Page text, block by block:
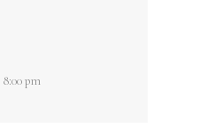
8:00 pm